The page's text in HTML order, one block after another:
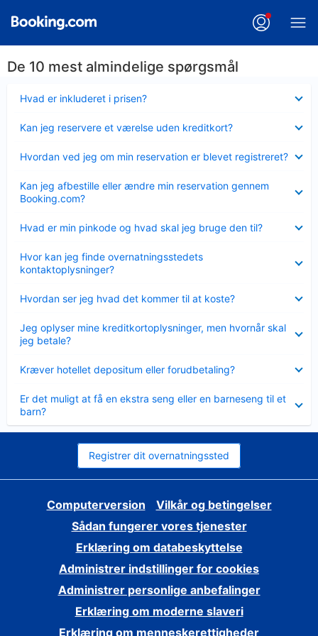
De 10 mest almindelige spørgsmål
Hvad er inkluderet i prisen?
Kan jeg reservere et værelse uden kreditkort?
Hvordan ved jeg om min reservation er blevet registreret?
Kan jeg afbestille eller ændre min reservation gennem
Booking.com?
Hvad er min pinkode og hvad skal jeg bruge den til?
Hvor kan jeg finde overnatningsstedets
kontaktoplysninger?
Hvordan ser jeg hvad det kommer til at koste?
Jeg oplyser mine kreditkortoplysninger, men hvornår skal
jeg betale?
Kræver hotellet depositum eller forudbetaling?
Er det muligt at få en ekstra seng eller en barneseng til et
barn?
Registrer dit overnatningssted
Computerversion
Vilkår og betingelser
Sådan fungerer vores tjenester
Erklæring om databeskyttelse
Administrer indstillinger for cookies
Administrer personlige anbefalinger
Erklæring om moderne slaveri
Erklæring om menneskerettigheder